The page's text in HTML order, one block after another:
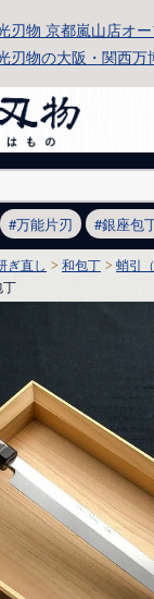
刃物 京都嵐山店オ
刃物の大阪・関西
万能片刃 銀座包
ぎ直し 和包丁
蛸引
丁